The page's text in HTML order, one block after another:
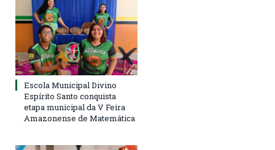
Escola Municipal Divino
Espírito Santo conquista
etapa municipal da V Feira
Amazonense de Matemática